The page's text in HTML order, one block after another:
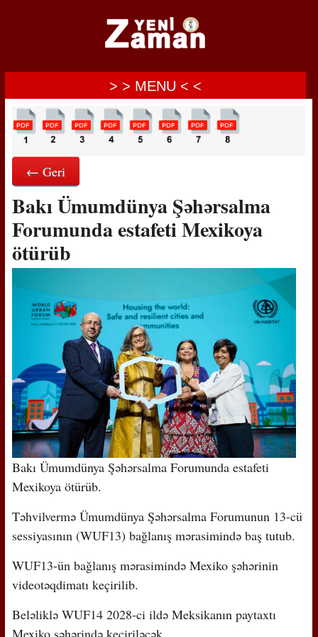
> > MENU < <
← Geri
Bakı Ümumdünya Şəhərsalma
Forumunda estafeti Mexikoya
ötürüb
Bakı Ümumdünya Şəhərsalma Forumunda estafeti
Mexikoya ötürüb.
Təhvilvermə Ümumdünya Şəhərsalma Forumunun 13-cü
sessiyasının (WUF13) bağlanış mərasimində baş tutub.
WUF13-ün bağlanış mərasimində Mexiko şəhərinin
videotəqdimatı keçirilib.
Beləliklə WUF14 2028-ci ildə Meksikanın paytaxtı
Mexiko şəhərində keçiriləcək.